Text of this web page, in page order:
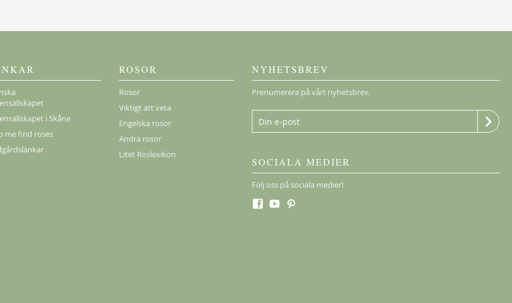
i Skåne
me find roses
ROSOR
Rosor
Viktigt att veta
Engelska rosor
Andra rosor
Litet Roslexikon
NYHETSBREV
Prenumerera på vårt nyhetsbrev.
SOCIALA MEDIER
Följ oss på sociala medier!